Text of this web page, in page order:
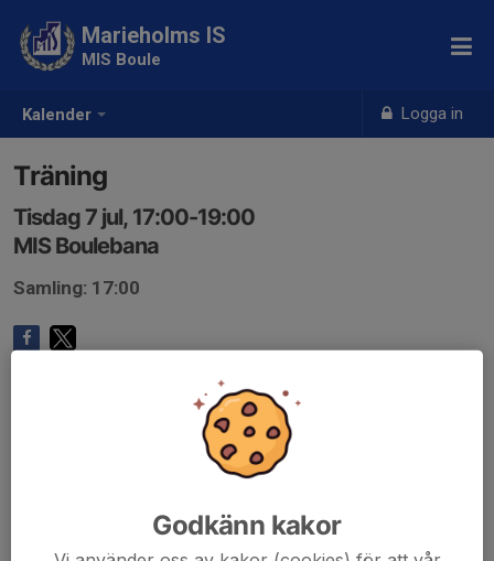
Kalender Logga in
Marieholms IS
MIS Boule
Träning
Tisdag 7 jul, 17:00-19:00
MIS Boulebana
Samling: 17:00
Godkänn kakor